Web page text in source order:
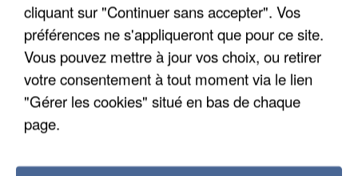
cliquant sur "Continuer sans accepter". Vos
préférences ne s'appliqueront que pour ce site.
Vous pouvez mettre à jour vos choix, ou retirer
votre consentement à tout moment via le lien
"Gérer les cookies" situé en bas de chaque
page.